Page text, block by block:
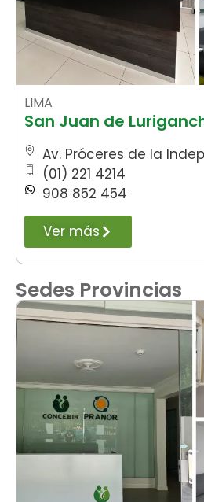
LIMA
San Juan de
Av. Próceres de la
(01) 221 4214
908 852 454
Ver más
Sedes Provincias